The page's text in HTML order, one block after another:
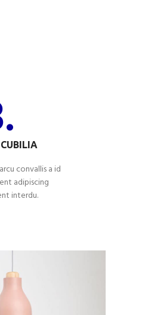
convallis a id
adipiscing
interdu.